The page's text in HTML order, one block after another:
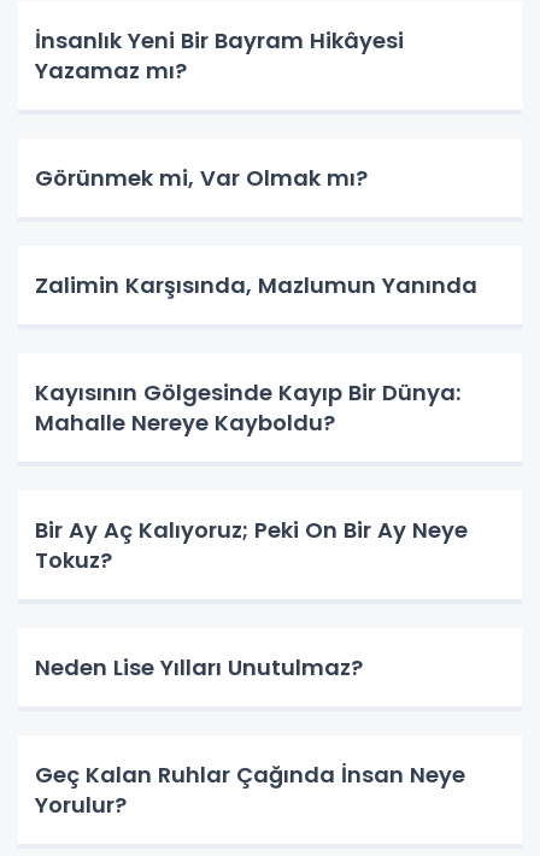
İnsanlık Yeni Bir Bayram Hikâyesi
Yazamaz mı?
Görünmek mi, Var Olmak mı?
Zalimin Karşısında, Mazlumun Yanında
Kayısının Gölgesinde Kayıp Bir Dünya:
Mahalle Nereye Kayboldu?
Bir Ay Aç Kalıyoruz; Peki On Bir Ay Neye
Tokuz?
Neden Lise Yılları Unutulmaz?
Geç Kalan Ruhlar Çağında İnsan Neye
Yorulur?